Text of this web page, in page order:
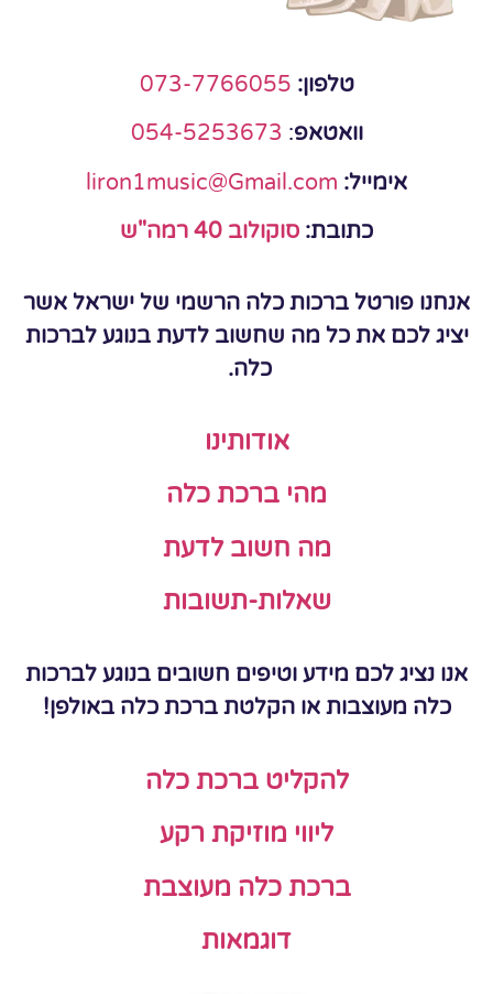
טלפון: 073-7766055
וואטאפ:
054-5253673
אימייל: liron1music@Gmail.com
כתובת: סוקולוב 40 רמה"ש
אנחנו פורטל ברכות כלה הרשמי של ישראל אשר
יציג לכם את כל מה שחשוב לדעת בנוגע לברכות
כלה.
אודותינו
מהי ברכת כלה
מה חשוב לדעת
שאלות-תשובות
אנו נציג לכם מידע וטיפים חשובים בנוגע לברכות
כלה מעוצבות או הקלטת ברכת כלה באולפן!
להקליט ברכת כלה
ליווי מוזיקת רקע
ברכת כלה מעוצבת
דוגמאות